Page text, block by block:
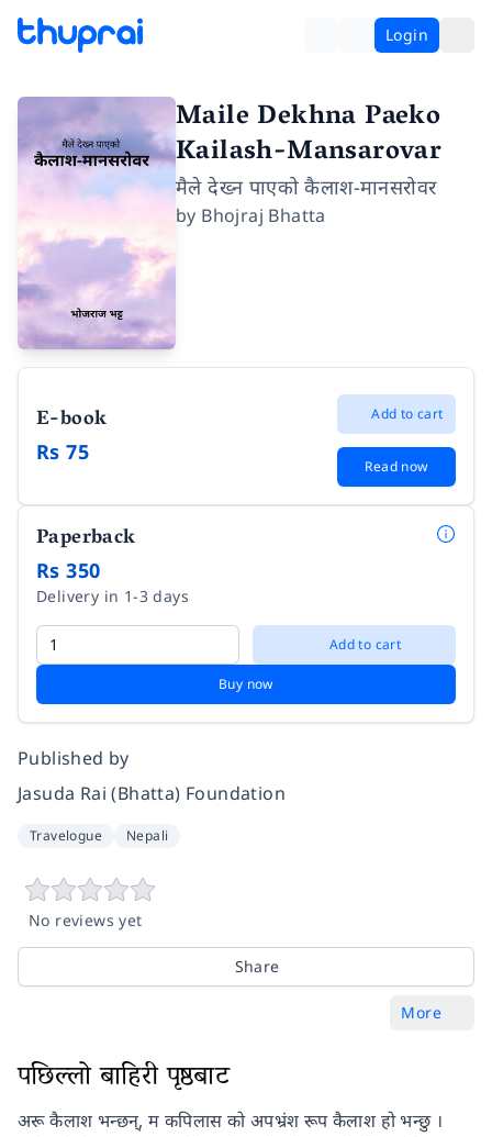
Login
Maile Dekhna Paeko
Kailash-Mansarovar
मैले देख्न पाएको कैलाश-मानसरोवर
by Bhojraj Bhatta
E-book
Rs 75
Add to cart
Read now
Paperback
Rs 350
Delivery in 1-3 days
Add to cart
Buy now
Published by
Jasuda Rai (Bhatta) Foundation
Travelogue Nepali
No reviews yet
Share
More
पछिल्लो बाहिरी पृष्ठबाट
अरू कैलाश भन्छन्, म कपिलास को अपभ्रंश रूप कैलाश हो भन्छु ।